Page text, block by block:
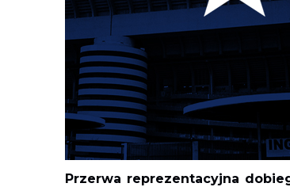
Przerwa reprezentacyjna